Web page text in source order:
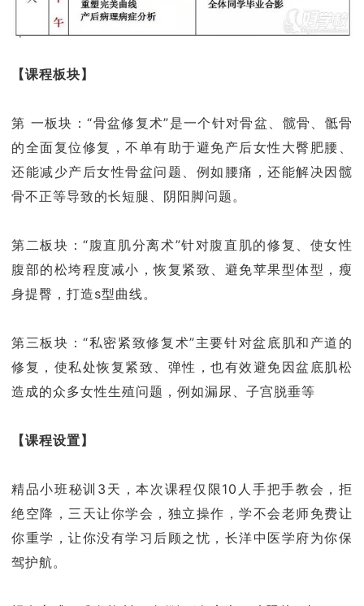
【课程板块】
第 一板块：“骨盆修复术”是一个针对骨盆、髋骨、骶骨
的全面复位修复，不单有助于避免产后女性大臀肥腰、
还能减少产后女性骨盆问题、例如腰痛，还能解决因髋
骨不正等导致的长短腿、阴阳脚问题。
第二板块：“腹直肌分离术”针对腹直肌的修复、使女性
腹部的松垮程度减小，恢复紧致、避免苹果型体型，瘦
身提臀，打造s型曲线。
第三板块：“私密紧致修复术”主要针对盆底肌和产道的
修复，使私处恢复紧致、弹性，也有效避免因盆底肌松
造成的众多女性生殖问题，例如漏尿、子宫脱垂等
【课程设置】
精品小班秘训3天，本次课程仅限10人手把手教会，拒
绝空降，三天让你学会，独立操作，学不会老师免费让
你重学，让你没有学习后顾之忧，长洋中医学府为你保
驾护航。